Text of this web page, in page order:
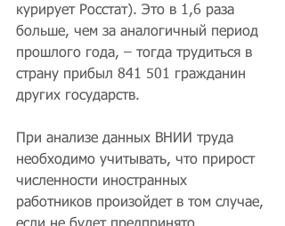
курирует Росстат). Это в 1,6 раза
больше, чем за аналогичный период
прошлого года, – тогда трудиться в
страну прибыл 841 501 гражданин
других государств.
При анализе данных ВНИИ труда
необходимо учитывать, что прирост
численности иностранных
работников произойдет в том случае,